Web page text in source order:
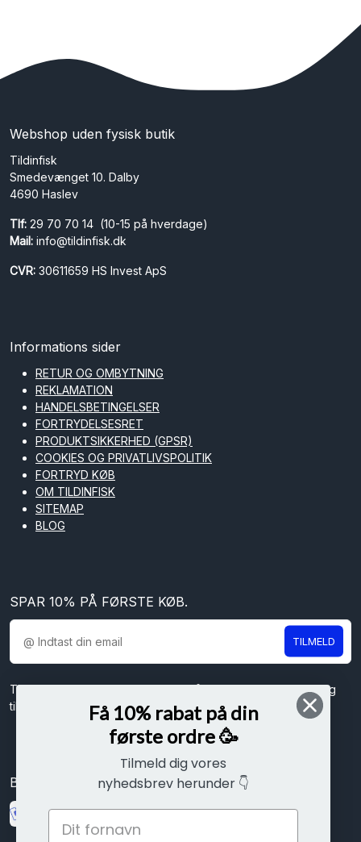
Webshop uden fysisk butik
Tildinfisk
Smedevænget 10. Dalby
4690 Haslev
Tlf: 29 70 70 14 (10-15 på hverdage)
Mail: info@tildinfisk.dk
CVR: 30611659 HS Invest ApS
Informations sider
RETUR OG OMBYTNING
REKLAMATION
HANDELSBETINGELSER
FORTRYDELSESRET
PRODUKTSIKKERHED (GPSR)
COOKIES OG PRIVATLIVSPOLITIK
FORTRYD KØB
OM TILDINFISK
SITEMAP
BLOG
SPAR 10% PÅ FØRSTE KØB.
TILMELD
Tilmeld dig vores nyhedsbrev og få spændende nyheder og
tilbud direkte i din indbakke.
Betal sikkert med
Få 10% rabat på din
første ordre 🥳
Tilmeld dig vores
nyhedsbrev herunder 👇